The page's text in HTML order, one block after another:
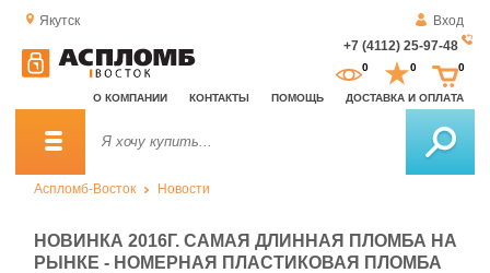
Якутск
Вход
+7 (4112) 25-97-48
О КОМПАНИИ КОНТАКТЫ ПОМОЩЬ ДОСТАВКА И ОПЛАТА
0 0 0
Аспломб-Восток Новости
НОВИНКА 2016Г. САМАЯ ДЛИННАЯ ПЛОМБА НА
РЫНКЕ - НОМЕРНАЯ ПЛАСТИКОВАЯ ПЛОМБА